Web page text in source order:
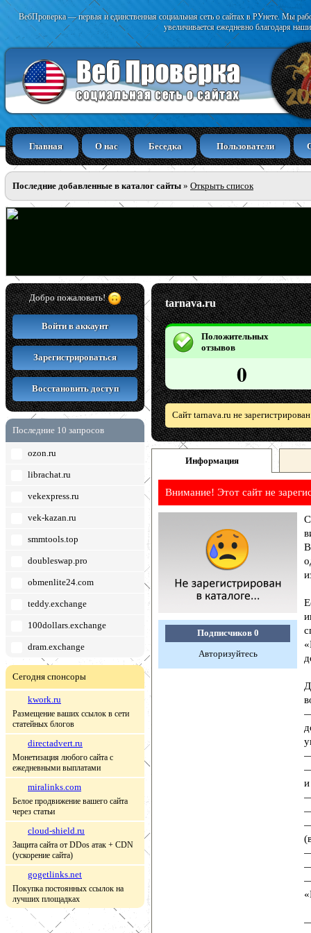
ВебПроверка — первая и единственная социальная сеть о сайтах в РУнете. Мы
увеличивается ежедневно благодаря
Главная О нас Беседка Пользователи
Последние добавленные в каталог сайты » Открыть список
Добро пожаловать!
Войти в аккаунт
Зарегистрироваться
Восстановить доступ
Последние 10 запросов
ozon.ru
librachat.ru
vekexpress.ru
vek-kazan.ru
smmtools.top
doubleswap.pro
obmenlite24.com
teddy.exchange
100dollars.exchange
dram.exchange
Сегодня спонсоры
kwork.ru
Размещение ваших ссылок в сети
статейных блогов
directadvert.ru
Монетизация любого сайта с
ежедневными выплатами
miralinks.com
Белое продвижение вашего сайта
через статьи
cloud-shield.ru
Защита сайта от DDos атак + CDN
(ускорение сайта)
gogetlinks.net
Покупка постоянных ссылок на
лучших площадках
tarnava.ru
Положительных
отзывов
0
Сайт tarnava.ru не
Информация
Внимание! Этот сайт не
Подписчиков 0
Авторизуйтесь